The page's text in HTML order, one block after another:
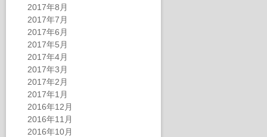
2017年8月
2017年7月
2017年6月
2017年5月
2017年4月
2017年3月
2017年2月
2017年1月
2016年12月
2016年11月
2016年10月